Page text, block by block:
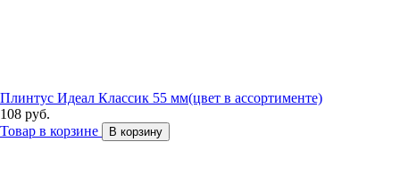
Плинтус Идеал Классик 55 мм(цвет в ассортименте)
108 руб.
Товар в корзине
В корзину